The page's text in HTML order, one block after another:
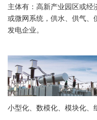
主体有：高新产业园区或经
或微网系统，供水、供气、
发电企业。
小型化、数模化、模块化、